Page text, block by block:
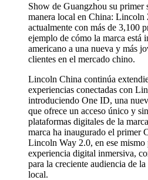
Show de Guangzhou su primer
manera local en China: Lincoln
actualmente con más de 3,100
ejemplo de cómo la marca está
americano a una nueva y más
clientes en el mercado chino.
Lincoln China continúa
experiencias conectadas con
introduciendo One ID, una
que ofrece un acceso único y
plataformas digitales de la
marca ha inaugurado el primer
Lincoln Way 2.0, en ese mismo
experiencia digital inmersiva,
para la creciente audiencia de
local.